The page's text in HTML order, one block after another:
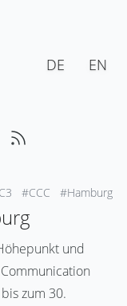
DE EN
#CCC #Hamburg
und
zum 30.